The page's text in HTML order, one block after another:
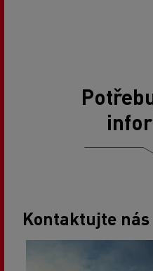
Kontaktujte nás